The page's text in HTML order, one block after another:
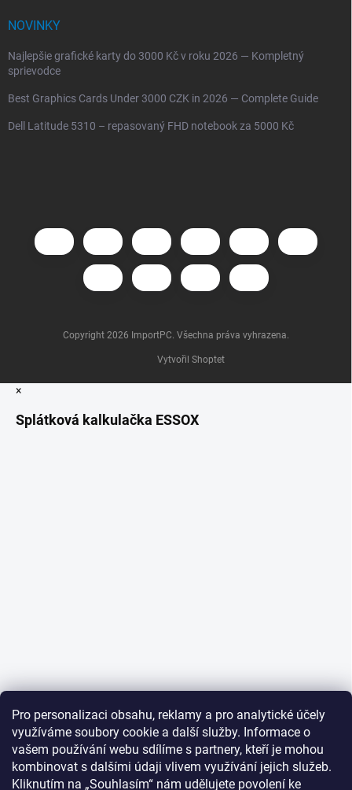
Pro personalizaci obsahu, reklamy a pro analytické účely
využíváme soubory cookie a další služby. Informace o
vašem používání webu sdílíme s partnery, kteří je mohou
kombinovat s dalšími údaji vlivem využívání jejich služeb.
Kliknutím na „Souhlasím“ nám udělujete povolení ke
NOVINKY
Najlepšie grafické karty do 3000 Kč v roku 2026 — Kompletný
sprievodce
Best Graphics Cards Under 3000 CZK in 2026 — Complete Guide
Dell Latitude 5310 – repasovaný FHD notebook za 5000 Kč
Vytvořil Shoptet
Copyright 2026 ImportPC. Všechna práva vyhrazena.
×
Splátková kalkulačka ESSOX